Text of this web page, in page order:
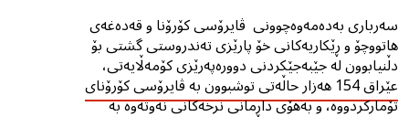
سەرباری بەدەمەوەچوونی ڤایرۆسی كۆرۆنا و قەدەغەی
هاتووچۆ و ڕێکاریەکانی خۆ پارێزی تەندروستی گشتی بۆ
دڵنیابوون لە جێبەجێکردنى دوورەپەرێزى کۆمەڵایەتی،
عێراق 154 هەزار حاڵەتی توشبوون بە ڤایرۆسی کۆرۆنای
تۆمارکردووە، و بەهۆیداڕمانی نرخەکانی نەوتەوە بە